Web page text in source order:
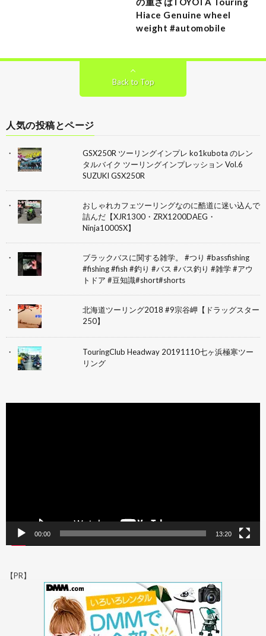
Hiace Genuine wheel
weight #automobile
Back to Top
人気の投稿とページ
GSX250R ツーリングインプレ ko1kubota のレン
タルバイク ツーリングインプレッション Vol.6
SUZUKI GSX250R
おしゃれカフェツーリングなのに酷道に迷い込んで
詰んだ【XJR1300・ZRX1200DAEG・
Ninja1000SX】
ブラックバスに関する雑学。 #つり #bassfishing
#fishing #fish #釣り #バス #バス釣り #雑学 #アウ
トドア #豆知識#short#shorts
北海道ツーリング2018 #9宗谷岬【ドラッグスター
250】
TouringClub Headway 20191110七ヶ浜極寒ツー
リング
動
00:00 13:20
【PR】